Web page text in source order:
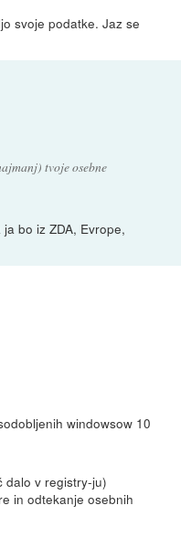
svoje podatke. Jaz se
tvoje osebne
bo iz ZDA, Evrope,
windowsow 10
dalo v registry-ju)
in odtekanje osebnih